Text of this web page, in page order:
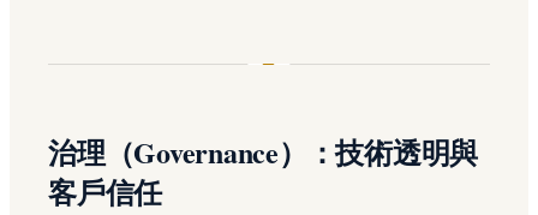
治理（Governance）：技術透明與
客戶信任